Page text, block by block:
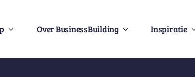
Over BusinessBuilding Inspiratie